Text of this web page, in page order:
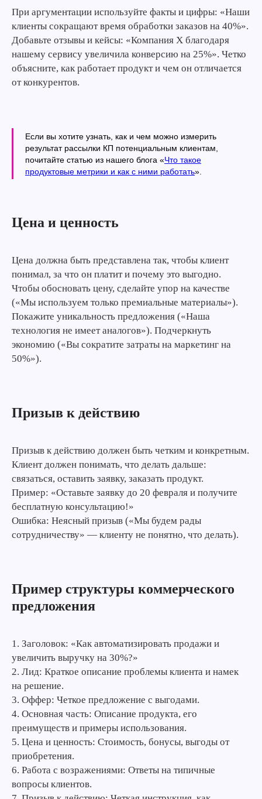
Telegram-канал
Подпишись на наш
и советы первым
При аргументации используйте факты и цифры: «Наши
клиенты сокращают время обработки заказов на 40%».
Добавьте отзывы и кейсы: «Компания X благодаря
нашему сервису увеличила конверсию на 25%». Четко
объясните, как работает продукт и чем он отличается
от конкурентов.
Если вы хотите узнать, как и чем можно измерить
результат рассылки КП потенциальным клиентам,
почитайте статью из нашего блога «Что такое
продуктовые метрики и как с ними работать».
Цена и ценность
Цена должна быть представлена так, чтобы клиент
понимал, за что он платит и почему это выгодно.
Чтобы обосновать цену, сделайте упор на качестве
(«Мы используем только премиальные материалы»).
Покажите уникальность предложения («Наша
технология не имеет аналогов»). Подчеркнуть
экономию («Вы сократите затраты на маркетинг на
50%»).
Призыв к действию
Призыв к действию должен быть четким и конкретным.
Клиент должен понимать, что делать дальше:
связаться, оставить заявку, заказать продукт.
Пример: «Оставьте заявку до 20 февраля и получите
бесплатную консультацию!»
Ошибка: Неясный призыв («Мы будем рады
сотрудничеству» — клиенту не понятно, что делать).
Пример структуры коммерческого
предложения
1. Заголовок: «Как автоматизировать продажи и
увеличить выручку на 30%?»
2. Лид: Краткое описание проблемы клиента и намек
на решение.
3. Оффер: Четкое предложение с выгодами.
4. Основная часть: Описание продукта, его
преимуществ и примеры использования.
5. Цена и ценность: Стоимость, бонусы, выгоды от
приобретения.
6. Работа с возражениями: Ответы на типичные
вопросы клиентов.